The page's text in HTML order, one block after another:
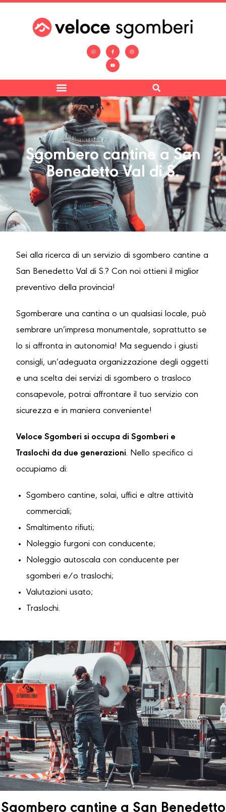
Sgombero cantine a San
Benedetto Val di S.
Sei alla ricerca di un servizio di sgombero cantine a
San Benedetto Val di S.? Con noi ottieni il miglior
preventivo della provincia!
Sgomberare una cantina o un qualsiasi locale, può
sembrare un’impresa monumentale, soprattutto se
lo si affronta in autonomia! Ma seguendo i giusti
consigli, un’adeguata organizzazione degli oggetti
e una scelta dei servizi di sgombero o trasloco
consapevole, potrai affrontare il tuo servizio con
sicurezza e in maniera conveniente!
Veloce Sgomberi si occupa di Sgomberi e
Traslochi da due generazioni. Nello specifico ci
occupiamo di:
Sgombero cantine, solai, uffici e altre attività
commerciali;
Smaltimento rifiuti;
Noleggio furgoni con conducente;
Noleggio autoscala con conducente per
sgomberi e/o traslochi;
Valutazioni usato;
Traslochi.
Sgombero cantine a San Benedetto